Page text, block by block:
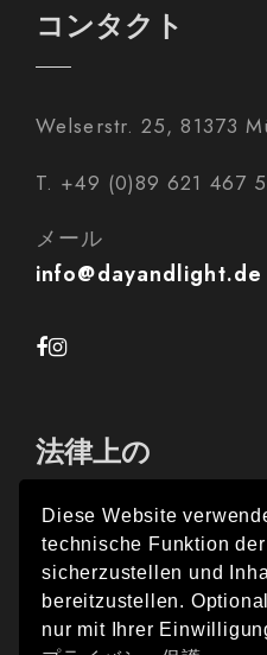
コンタクト
Welserstr. 25, 81373
T. +49 (0)89 621 467
メール
info@dayandlight.de
法律上の
インプレス
プライバシー保護
Diese Website
technische Funktion
sicherzustellen und
bereitzustellen.
nur mit Ihrer